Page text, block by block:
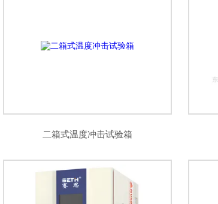
二箱式温度冲击试验箱